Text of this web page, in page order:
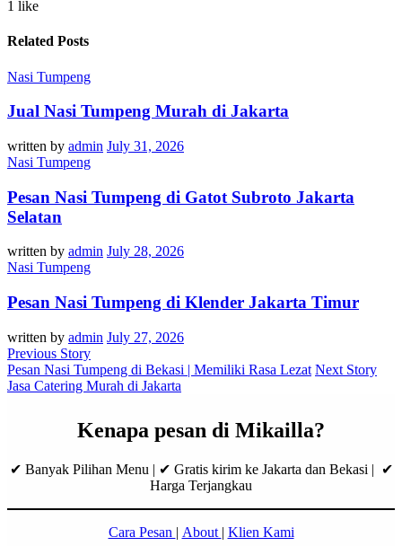
1 like
Related Posts
Nasi Tumpeng
Jual Nasi Tumpeng Murah di Jakarta
written by admin July 31, 2026
Nasi Tumpeng
Pesan Nasi Tumpeng di Gatot Subroto Jakarta
Selatan
written by admin July 28, 2026
Nasi Tumpeng
Pesan Nasi Tumpeng di Klender Jakarta Timur
written by admin July 27, 2026
Previous Story
Pesan Nasi Tumpeng di Bekasi | Memiliki Rasa Lezat Next Story
Jasa Catering Murah di Jakarta
Kenapa pesan di Mikailla?
✔ Banyak Pilihan Menu | ✔ Gratis kirim ke Jakarta dan Bekasi | ✔
Harga Terjangkau
Cara Pesan | About | Klien Kami